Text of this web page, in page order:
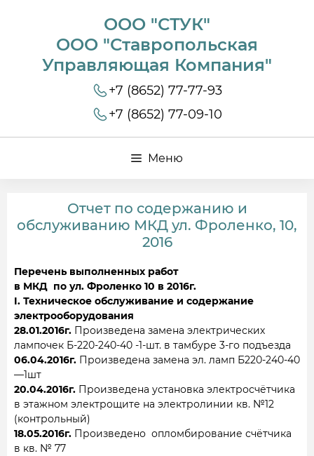
ООО "СТУК"
ООО "Ставропольская
Управляющая Компания"
+7 (8652) 77-77-93
+7 (8652) 77-09-10
Меню
Отчет по содержанию и
обслуживанию МКД ул. Фроленко, 10,
2016
Перечень выполненных работ
в МКД по ул. Фроленко 10 в 2016г.
I. Техническое обслуживание и содержание
электрооборудования
28.01.2016г. Произведена замена электрических
лампочек Б-220-240-40 -1-шт. в тамбуре 3-го подъезда
06.04.2016г. Произведена замена эл. ламп Б220-240-40
—1шт
20.04.2016г. Произведена установка электросчётчика
в этажном электрощите на электролинии кв. №12
(контрольный)
18.05.2016г. Произведено опломбирование счётчика
в кв. № 77